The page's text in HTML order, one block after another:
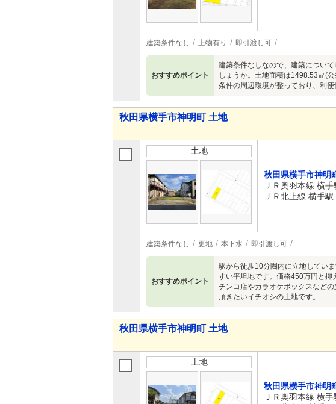
建築条件なし 上物有り 即引渡し可
おすすめポイント
建築条件なしなので、建築につい
しょうか。土地面積は1498.53㎡(
条件の周辺環境が整っており、利
秋田県横手市神明町 土地
土地
秋田県横手市神明
ＪＲ奥羽本線 横
ＪＲ北上線 横手
建築条件なし 更地 本下水 即引渡し可
おすすめポイント
駅から徒歩10分圏内に立地してい
すい平坦地です。価格450万円と抑
チンコ店やカラオケボックスなど
頂きたいイチオシの土地です。
秋田県横手市神明町 土地
土地
秋田県横手市神明
ＪＲ奥羽本線 横